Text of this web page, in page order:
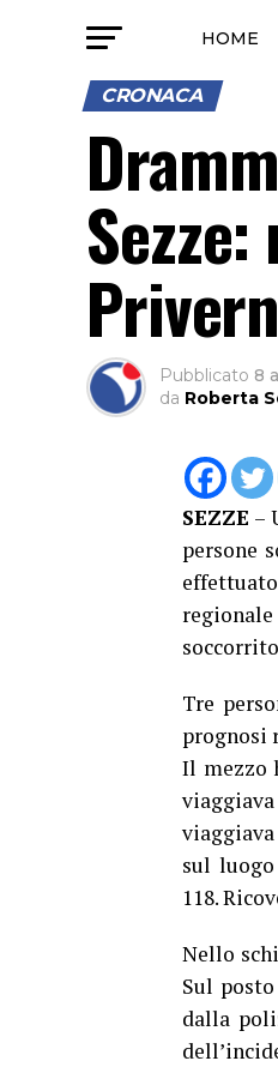
HOME
CRONACA
Pubblicato 8
da Roberta
SEZZE –
persone
Tre
prognosi
Il mezzo
viaggiava
sul
118.
Nello
Sul
dalla